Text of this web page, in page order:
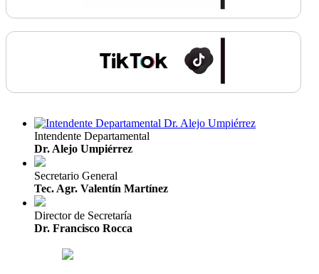
Intendente Departamental
Dr. Alejo Umpiérrez
Secretario General
Tec. Agr. Valentín Martínez
Director de Secretaría
Dr. Francisco Rocca